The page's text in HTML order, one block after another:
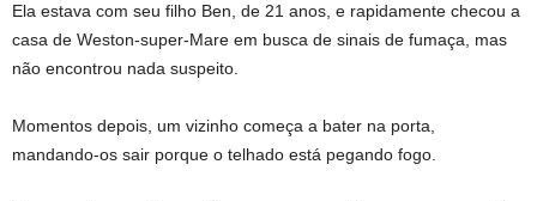
Ela estava com seu filho Ben, de 21 anos, e rapidamente checou a
casa de Weston-super-Mare em busca de sinais de fumaça, mas
não encontrou nada suspeito.
Momentos depois, um vizinho começa a bater na porta,
mandando-os sair porque o telhado está pegando fogo.